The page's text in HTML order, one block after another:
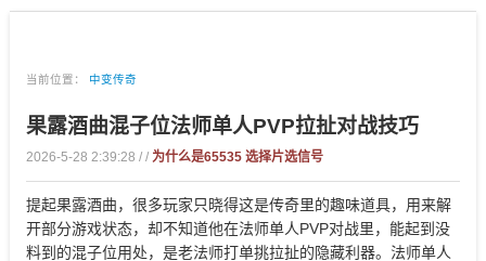
当前位置： 中变传奇
果露酒曲混子位法师单人PVP拉扯对战技巧
2026-5-28 2:39:28 / / 为什么是65535 选择片选信号
提起果露酒曲，很多玩家只晓得这是传奇里的趣味道具，用来解
开部分游戏状态，却不知道他在法师单人PVP对战里，能起到没
料到的混子位用处，是老法师打单挑拉扯的隐藏利器。法师单人